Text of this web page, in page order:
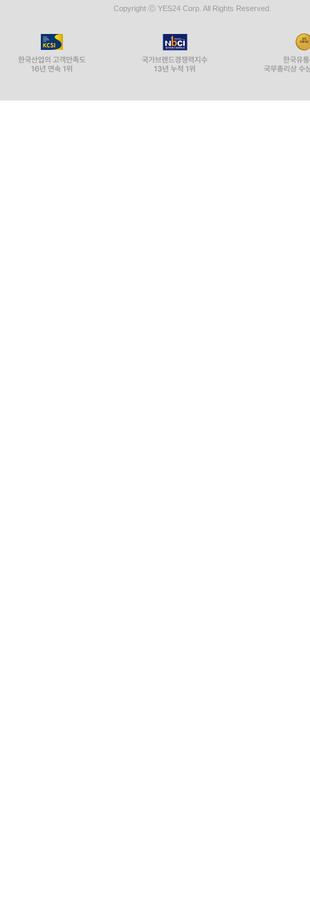
Copyright ⓒ YES24 Corp. All Rights Reserved.